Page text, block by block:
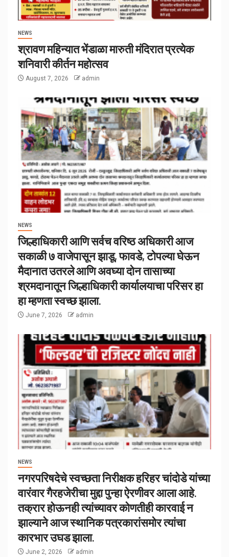
NEWS
श्रावण महिन्यात भेंडाळा मारुती मंदिरात प्रत्येक
शनिवारी कीर्तन महोत्सव
August 7, 2026 admin
NEWS
जिल्हाधिकारी आणि सर्वच वरिष्ठ अधिकारी आज
सकाळी ७ वाजेपासून झाडू, फावडे, टोपल्या घेऊन
मैदानात उतरले आणि अवघ्या दोन तासाच्या
श्रमदानातून जिल्हाधिकारी कार्यालयाचा परिसर हा
हा म्हणता स्वच्छ झाला.
June 7, 2026 admin
NEWS
नगरपरिषदेचे स्वच्छता निरीक्षक हरिहर चांदोडे यांच्या
वारंवार गैरहजेरीचा मुद्दा पुन्हा ऐरणीवर आला आहे.
तक्रार होऊनही त्यांच्यावर कोणतीही कारवाई न
झाल्याने आज स्थानिक पत्रकारांसमोर त्यांचा
कारभार उघड झाला.
June 2, 2026 admin